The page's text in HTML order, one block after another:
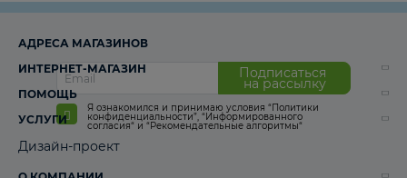
Подписаться
на рассылку
Я ознакомился и принимаю условия “Политики
конфиденциальности”, “Информированного
согласия“ и “Рекомендательные алгоритмы“
АДРЕСА МАГАЗИНОВ
ИНТЕРНЕТ-МАГАЗИН
ПОМОЩЬ
УСЛУГИ
Дизайн-проект